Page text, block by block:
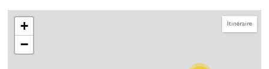
Itinéraire
+
−